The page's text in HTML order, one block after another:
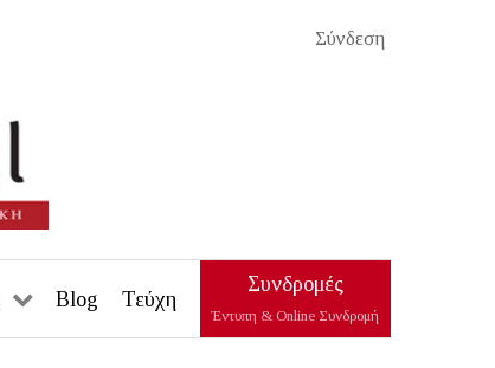
Σύνδεση
Blog Τεύχη
Συνδρομές
Έντυπη & Online Συνδρομή